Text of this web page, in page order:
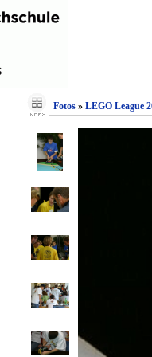
Fotos »LEGO League